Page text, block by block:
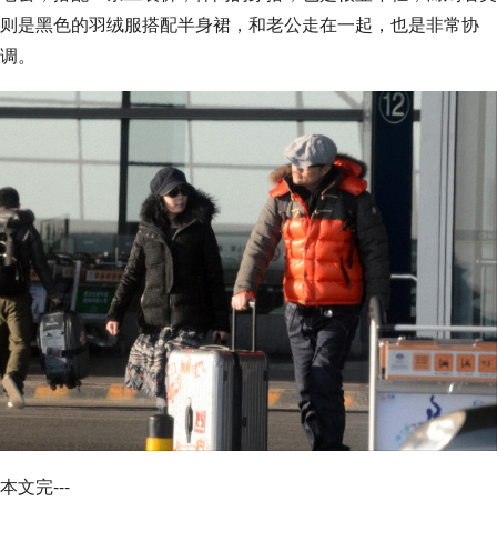
则是黑色的羽绒服搭配半身裙，和老公走在一起，也是非常协
调。
本文完---